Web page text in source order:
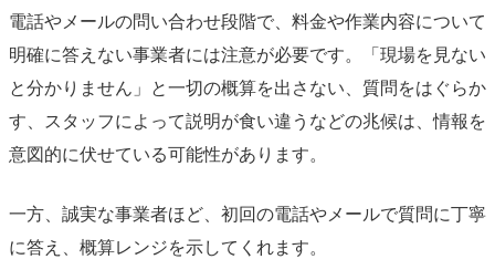
電話やメールの問い合わせ段階で、料金や作業内容について
明確に答えない事業者には注意が必要です。「現場を見ない
と分かりません」と一切の概算を出さない、質問をはぐらか
す、スタッフによって説明が食い違うなどの兆候は、情報を
意図的に伏せている可能性があります。
一方、誠実な事業者ほど、初回の電話やメールで質問に丁寧
に答え、概算レンジを示してくれます。